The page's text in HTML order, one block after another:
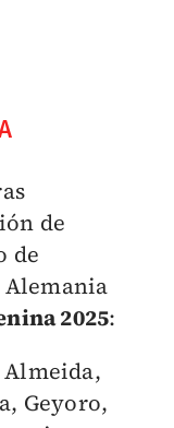
de
de
2025:
Geyoro,